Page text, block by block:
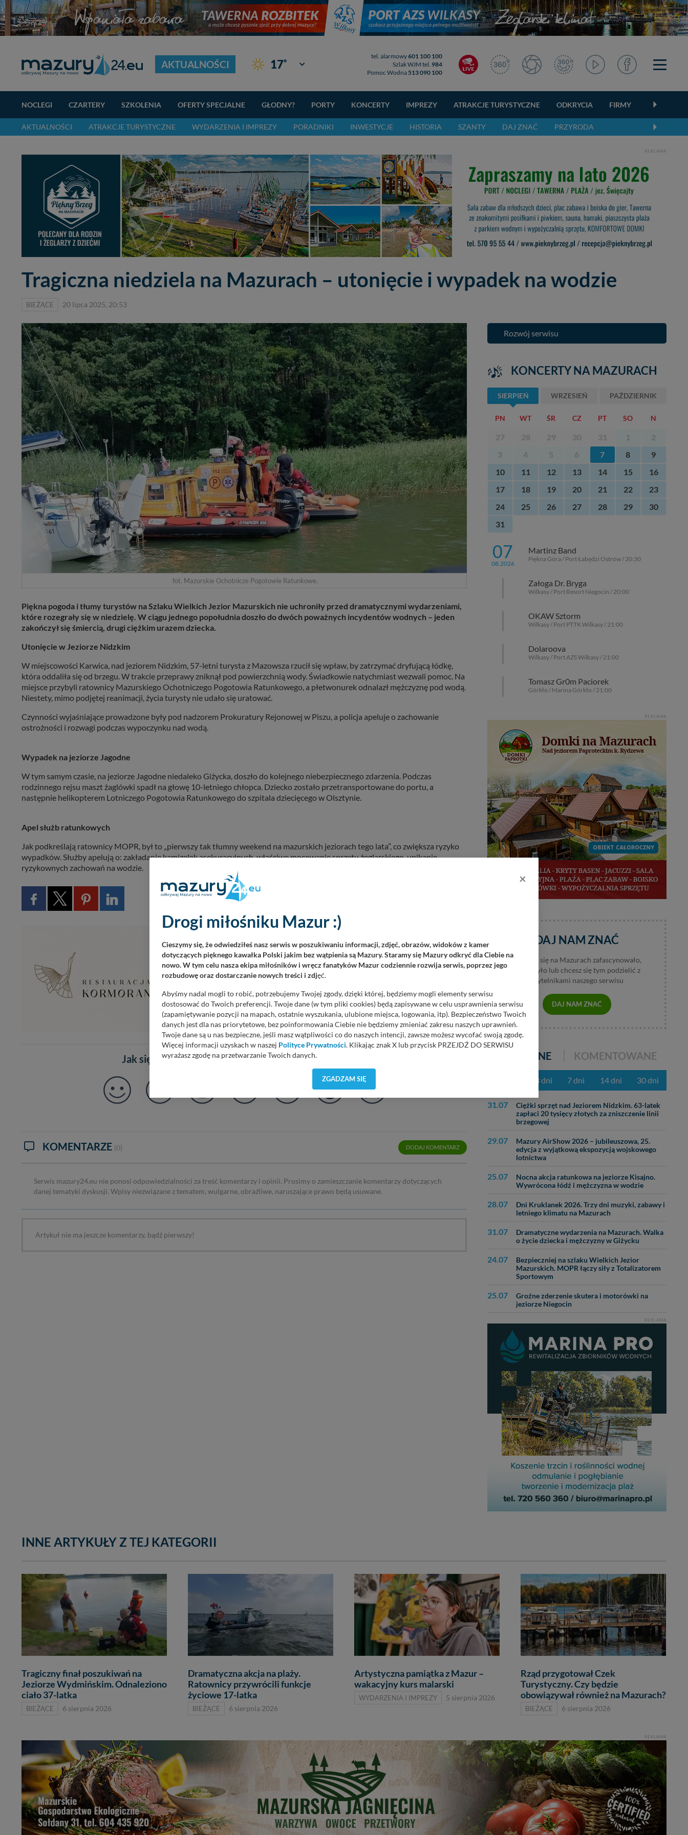
AKTUALNOŚCI 17° Giżycko
tel. alarmowy601 100 100
Szlak WJM tel. 984
Pomoc Wodna 513 090 100
NOCLEGI CZARTERY SZKOLENIA OFERTY SPECJALNE GŁODNY? PORTY KONCERTY IMPREZY ATRAKCJE TURYSTYCZNE ODKRYCIA FIRMY
AKTUALNOŚCI ATRAKCJE TURYSTYCZNE WYDARZENIA I IMPREZY PORADNIKI INWESTYCJE HISTORIA SZANTY DAJ ZNAĆ PRZYRODA
REKLAMA
Tragiczna niedziela na Mazurach – utonięcie i wypadek na wodzie
BIEŻĄCE 20 lipca 2025, 20:53
fot. Mazurskie Ochotnicze Pogotowie Ratunkowe.
Piękna pogoda i tłumy turystów na Szlaku Wielkich Jezior Mazurskich nie uchroniły przed dramatycznymi wydarzeniami,
które rozegrały się w niedzielę. W ciągu jednego popołudnia doszło do dwóch poważnych incydentów wodnych – jeden
zakończył się śmiercią, drugi ciężkim urazem dziecka.
Utonięcie w Jeziorze Nidzkim
W miejscowości Karwica, nad jeziorem Nidzkim, 57-letni turysta z Mazowsza rzucił się wpław, by zatrzymać dryfującą łódkę,
która oddaliła się od brzegu. W trakcie przeprawy zniknął pod powierzchnią wody. Świadkowie natychmiast wezwali pomoc. Na
miejsce przybyli ratownicy Mazurskiego Ochotniczego Pogotowia Ratunkowego, a płetwonurek odnalazł mężczyznę pod wodą.
Niestety, mimo podjętej reanimacji, życia turysty nie udało się uratować.
Czynności wyjaśniające prowadzone były pod nadzorem Prokuratury Rejonowej w Piszu, a policja apeluje o zachowanie
ostrożności i rozwagi podczas wypoczynku nad wodą.
Wypadek na jeziorze Jagodne
W tym samym czasie, na jeziorze Jagodne niedaleko Giżycka, doszło do kolejnego niebezpiecznego zdarzenia. Podczas
rodzinnego rejsu maszt żaglówki spadł na głowę 10-letniego chłopca. Dziecko zostało przetransportowane do portu, a
następnie helikopterem Lotniczego Pogotowia Ratunkowego do szpitala dziecięcego w Olsztynie.
Apel służb ratunkowych
Jak podkreślają ratownicy MOPR, był to „pierwszy tak tłumny weekend na mazurskich jeziorach tego lata”, co zwiększa ryzyko
wypadków. Służby apelują o: zakładanie kamizelek asekuracyjnych, właściwe mocowanie sprzętu żeglarskiego, unikanie
ryzykownych zachowań na wodzie.
Jak się czujesz po przeczytaniu tego artykułu ?
KOMENTARZE (0) DODAJ KOMENTARZ
Serwis mazury24.eu nie ponosi odpowiedzialności za treść komentarzy i opinii. Prosimy o zamieszczanie komentarzy dotyczących
danej tematyki dyskusji. Wpisy niezwiązane z tematem, wulgarne, obraźliwe, naruszające prawo będą usuwane.
Artykuł nie ma jeszcze komentarzy, bądź pierwszy!
Rozwój serwisu
KONCERTY NA MAZURACH
SIERPIEŃ WRZESIEŃ PAŹDZIERNIK
PN WT ŚR CZ PT SO N
27 28 29 30 31 1
2
3
4 5 6 7 8
9
10
11 12 13 14 15
16
17
18 19 20 21 22
23
24
25 26 27 28 29
30
31
07
08.2026
Martinz Band
Piękna Góra / Port Łabędzi Ostrów / 20:30
Załoga Dr. Bryga
Wilkasy / Port Resort Niegocin / 20:00
OKAW Sztorm
Wilkasy / Port PTTK Wilkasy / 21:00
Dolaroova
Wilkasy / Port AZS Wilkasy / 21:00
Tomasz Gr0m Paciorek
Górkło / Marina Górkło / 21:00
REKLAMA
DAJ NAM ZNAĆ
Jeśli coś się na Mazurach zafascynowało,
wzburzyło lub chcesz się tym podzielić z
czytelnikami naszego serwisu
DAJ NAM ZNAĆ
POPULARNE KOMENTOWANE
z ostatnich 3 dni 7 dni 14 dni 30 dni
31.07
Ciężki sprzęt nad Jeziorem Nidzkim. 63-latek
zapłaci 20 tysięcy złotych za zniszczenie linii
brzegowej
29.07
Mazury AirShow 2026 – jubileuszowa, 25.
edycja z wyjątkową ekspozycją wojskowego
lotnictwa
25.07
Nocna akcja ratunkowa na jeziorze Kisajno.
Wywrócona łódź i mężczyzna w wodzie
28.07
Dni Kruklanek 2026. Trzy dni muzyki, zabawy i
letniego klimatu na Mazurach
31.07
Dramatyczne wydarzenia na Mazurach. Walka
o życie dziecka i mężczyzny w Giżycku
24.07
Bezpieczniej na szlaku Wielkich Jezior
Mazurskich. MOPR łączy siły z Totalizatorem
Sportowym
25.07
Groźne zderzenie skutera i motorówki na
jeziorze Niegocin
REKLAMA
INNE ARTYKUŁY Z TEJ KATEGORII
Tragiczny finał poszukiwań na
Jeziorze Wydmińskim. Odnaleziono
ciało 37-latka
BIEŻĄCE 6 sierpnia 2026
Dramatyczna akcja na plaży.
Ratownicy przywrócili funkcje
życiowe 17-latka
BIEŻĄCE 6 sierpnia 2026
Artystyczna pamiątka z Mazur –
wakacyjny kurs malarski
WYDARZENIA I IMPREZY 5 sierpnia 2026
Rząd przygotował Czek
Turystyczny. Czy będzie
obowiązywał również na Mazurach?
BIEŻĄCE 6 sierpnia 2026
REKLAMA
×
Drogi miłośniku Mazur :)
Cieszymy się, że odwiedziłeś nasz serwis w poszukiwaniu informacji, zdjęć, obrazów, widoków z kamer
dotyczących pięknego kawałka Polski jakim bez wątpienia są Mazury. Staramy się Mazury odkryć dla Ciebie na
nowo. W tym celu nasza ekipa miłośników i wręcz fanatyków Mazur codziennie rozwija serwis, poprzez jego
rozbudowę oraz dostarczanie nowych treści i zdjęć.
Abyśmy nadal mogli to robić, potrzebujemy Twojej zgody, dzięki której, będziemy mogli elementy serwisu
dostosować do Twoich preferencji. Twoje dane (w tym pliki cookies) będą zapisywane w celu usprawnienia serwisu
(zapamiętywanie pozycji na mapach, ostatnie wyszukania, ulubione miejsca, logowania, itp). Bezpieczeństwo Twoich
danych jest dla nas priorytetowe, bez poinformowania Ciebie nie będziemy zmieniać zakresu naszych uprawnień.
Twoje dane są u nas bezpieczne, jeśli masz wątpliwości co do naszych intencji, zawsze możesz wycofać swoją zgodę.
Więcej informacji uzyskach w naszej Polityce Prywatności. Klikając znak X lub przycisk PRZEJDŹ DO SERWISU
wyrażasz zgodę na przetwarzanie Twoich danych.
Wyjątkiem jest sytuacja, gdy przekazanie Twoich danych jest elementem usługi (przekazanie danych z formularza
zasadach i funkcjonalności serwisu wRegulaminie Serwisu
W każdej chwili możesz: zażądać dostępu do swoich danych, zażądać ich poprawienia lub usunięcia, zabronić ich
przetwarzania. Pamiętaj jednak, że nie zawsze jest możliwe techniczne zrealizowanie Twoich praw w odniesieniu do
przypadkach nie możemy tego zrobić za Ciebie.
ZGADZAM SIĘ